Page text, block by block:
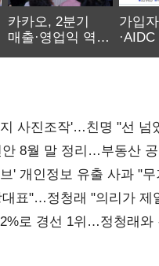
카카오, 2분기
매출·영업익 역대
가입
사진조작'…친명 "선 넘
8월 말 정리…부동산
' 개인정보 유출 사과 "무
대표"…정청래 "의리가 제
로 경선 1위…정청래와